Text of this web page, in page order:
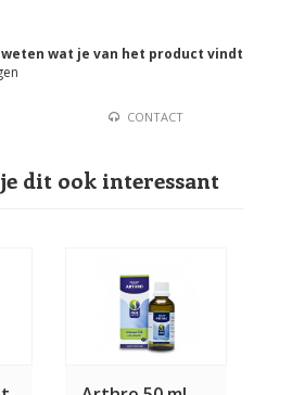
wat je van het product vindt
CONTACT
dit ook interessant